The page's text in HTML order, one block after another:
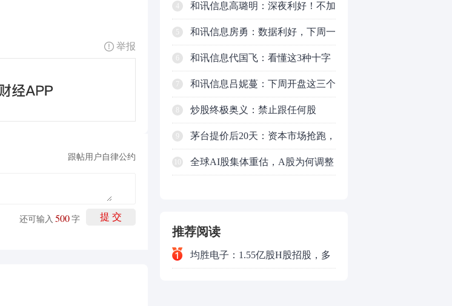
举报
跟帖用户自律公约
提 交
还可输入 500 字
空怎么办？结构性回补！
和讯信息高璐明：深夜利好！不加
息了？周一还能涨吗？
5 和讯信息房勇：数据利好，下周一
应对方案
和讯信息代国飞：看懂这3种十字
星k线形态
7 和讯信息吕妮蔓：下周开盘这三个
方向，还有仓位的朋友一定要拿稳
了
炒股终极奥义：禁止跟任何股
票“谈恋爱”
茅台提价后20天：资本市场抢跑，
磨底属于现实
全球AI股集体重估，A股为何调整
推荐阅读
均胜电子：1.55亿股H股招股，多